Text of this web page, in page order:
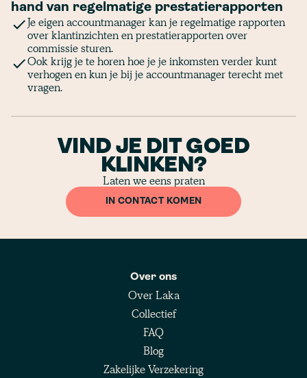
hand van regelmatige prestatierapporten
Je eigen accountmanager kan je regelmatige rapporten
over klantinzichten en prestatierapporten over
commissie sturen.
Ook krijg je te horen hoe je je inkomsten verder kunt
verhogen en kun je bij je accountmanager terecht met
vragen.
VIND JE DIT GOED
KLINKEN?
Laten we eens praten
IN CONTACT KOMEN
Over ons
Over Laka
Collectief
FAQ
Blog
Zakelijke Verzekering